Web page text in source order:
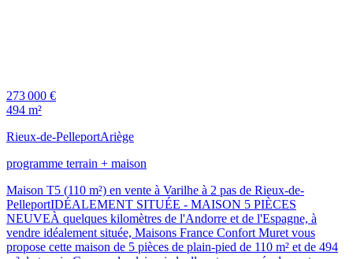
273 000 €
494 m²
Rieux-de-PelleportAriège
programme terrain + maison
Maison T5 (110 m²) en vente à Varilhe à 2 pas de Rieux-de-
PelleportIDÉALEMENT SITUÉE - MAISON 5 PIÈCES
NEUVEÀ quelques kilomètres de l'Andorre et de l'Espagne, à
vendre idéalement située, Maisons France Confort Muret vous
propose cette maison de 5 pièces de plain-pied de 110 m² et de 494